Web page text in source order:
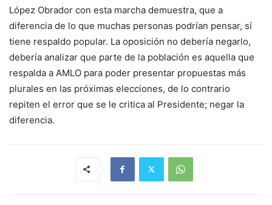
López Obrador con esta marcha demuestra, que a
diferencia de lo que muchas personas podrían pensar, sí
tiene respaldo popular. La oposición no debería negarlo,
debería analizar que parte de la población es aquella que
respalda a AMLO para poder presentar propuestas más
plurales en las próximas elecciones, de lo contrario
repiten el error que se le critica al Presidente; negar la
diferencia.